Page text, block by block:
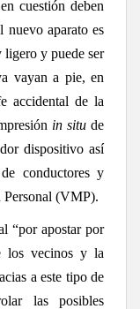
cuestión deben
nuevo aparato es
y puede ser
vayan a pie, en
accidental de la
in situ de
dispositivo así
conductores y
Personal (VMP).
“por apostar por
los vecinos y la
a este tipo de
las posibles